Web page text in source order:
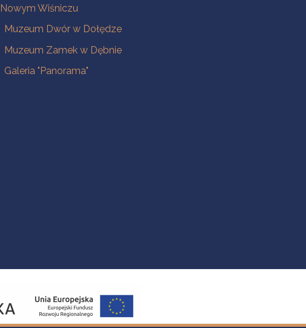
Nowym Wiśniczu
Muzeum Dwór w Dołędze
Muzeum Zamek w Dębnie
Galeria "Panorama"